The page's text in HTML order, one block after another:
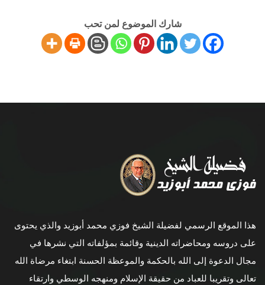
شارك الموضوع لمن تحب
هذا الموقع الرسمي لفضيلة الشيخ فوزي محمد أبوزيد والذي يحتوى
على دروسه ومحاضراته الدينية وقائمة بمؤلفاته التي نشرها في
مجال الدعوة إلى الله بالحكمة والموعظة الحسنة ابتغاء مرضاة الله
تعالى وتقريبا للعباد من حقيقة الإسلام ومنهجه الوسطي وارتقاء